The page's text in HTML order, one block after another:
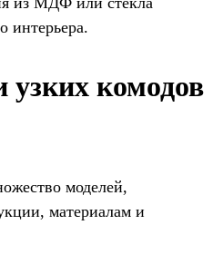
интерьера.
узких комодов
моделей,
материалам и